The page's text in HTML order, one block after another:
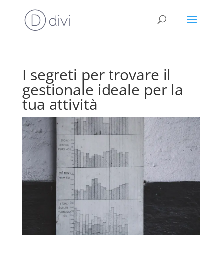
I segreti per trovare il
gestionale ideale per la
tua attività